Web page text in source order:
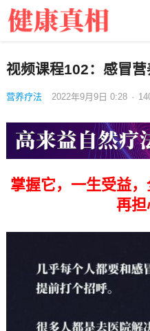
视频课程102：感冒营
营养疗法 2022年9月9日 0:28 ·
掌握它，一生受益
再担